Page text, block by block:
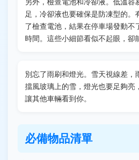
足，冷卻液也要確保是防凍型的。
了檢查電池，結果在停車場發動不
時間。這些小細節看似不起眼，卻
別忘了雨刷和燈光。雪天視線差，
擋風玻璃上的雪，燈光也要足夠亮
讓其他車輛看到你。
必備物品清單